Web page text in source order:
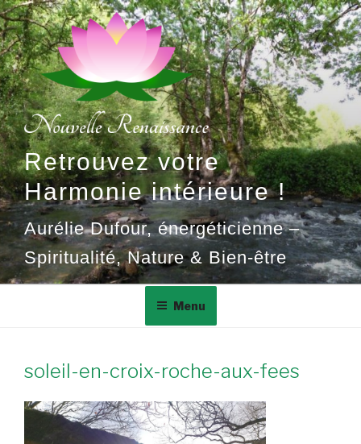
Aller
au
contenu
principal
Retrouvez votre
Harmonie intérieure !
Aurélie Dufour, énergéticienne –
Spiritualité, Nature & Bien-être
Menu
soleil-en-croix-roche-aux-fees